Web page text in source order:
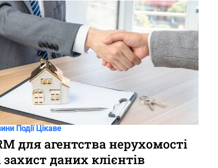
Події Цікаве
для агентства нерухомості
захист даних клієнтів